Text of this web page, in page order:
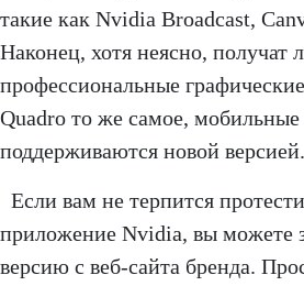
такие как Nvidia Broadcast,
Наконец, хотя неясно, получат
профессиональные
Quadro то же самое,
поддерживаются новой версией.
Если вам не терпится
приложение Nvidia, вы можете
версию с веб-сайта бренда.